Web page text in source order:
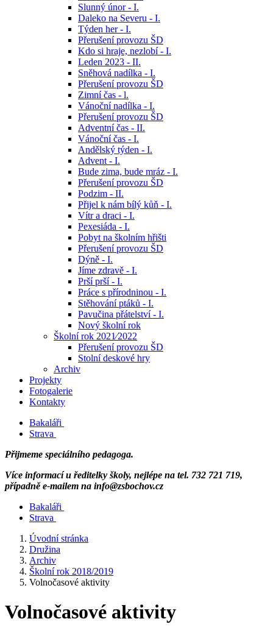
Slunný únor - I.
Daleko na Severu - I.
Týden her - I.
Přerušení provozu ŠD
Kdo si hraje, nezlobí - I.
Leden 2023 - II.
Sněhová nadílka - I.
Přerušení provozu ŠD
Zimní čas - l.
Vánoční nadílka - I.
Přerušení provozu ŠD
Adventní čas - II.
Vánoční čas - I.
Andělský týden - I.
Advent - I.
Bude zima, bude mráz - I.
Přerušení provozu ŠD
Podzim - II.
Přijel k nám bílý kůň - I.
Vítr a draci - I.
Pexesiáda - I.
Pobyt na školním hřišti
Přerušení provozu ŠD
Dýně - I.
Jíme zdravě - I.
Prší prší - I.
Práce s přírodninou - I.
Stěhování ptáků - I.
Pavučina přátelství - I.
Nový školní rok
Školní rok 2021⁄2022
Přerušení provozu ŠD
Stolní deskové hry
Archiv
Projekty
Fotogalerie
Kontakty
Bakaláři
Strava
Přijmeme speciálního pedagoga.
Více informací u ředitelky školy, nejlépe na tel. 732 721 719,
případně e-mailem na info@zsbochov.cz
Bakaláři
Strava
Úvodní stránka
Družina
Archiv
Školní rok 2018/2019
Volnočasové aktivity
Volnočasové aktivity